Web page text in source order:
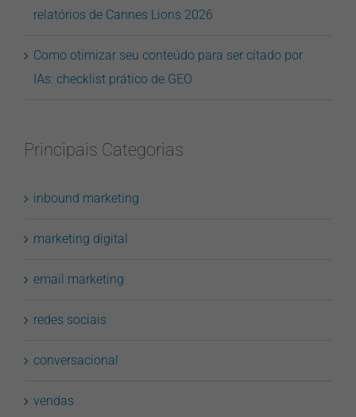
relatórios de Cannes Lions 2026
Como otimizar seu conteúdo para ser citado por
IAs: checklist prático de GEO
Principais Categorias
inbound marketing
marketing digital
email marketing
redes sociais
conversacional
vendas